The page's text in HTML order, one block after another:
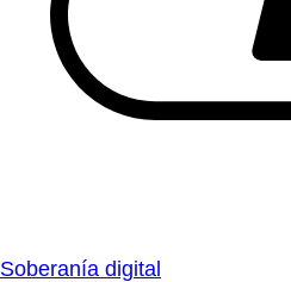
Soberanía digital